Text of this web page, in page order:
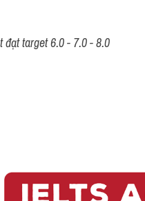
đạt target 6.0 - 7.0 - 8.0